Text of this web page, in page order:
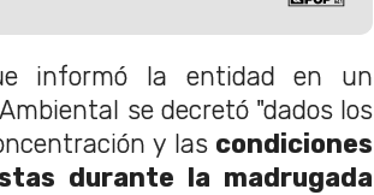
informó la entidad en un
se decretó "dados los
y lascondiciones
durante la madrugada